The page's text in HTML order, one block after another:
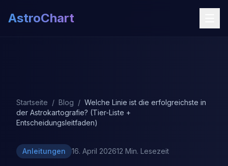
AstroChart
Startseite / Blog / Welche Linie ist die erfolgreichste in
der Astrokartografie? (Tier-Liste +
Entscheidungsleitfaden)
Anleitungen 16. April 202612 Min. Lesezeit